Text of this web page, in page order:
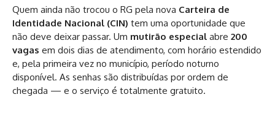
Quem ainda não trocou o RG pela nova Carteira de
Identidade Nacional (CIN) tem uma oportunidade que
não deve deixar passar. Um mutirão especial abre 200
vagas em dois dias de atendimento, com horário estendido
e, pela primeira vez no município, período noturno
disponível. As senhas são distribuídas por ordem de
chegada — e o serviço é totalmente gratuito.